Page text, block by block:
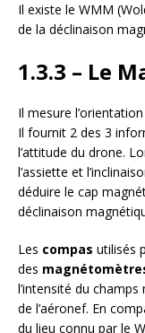
Il existe le WMM
de la déclinaison
1.3.3 – Le
Il mesure
Il fournit 2 des 3
l’attitude du drone.
l’assiette et
déduire le cap
déclinaison
Les compas utilisés
des
l’intensité du
de l’aéronef. En
du lieu connu par le